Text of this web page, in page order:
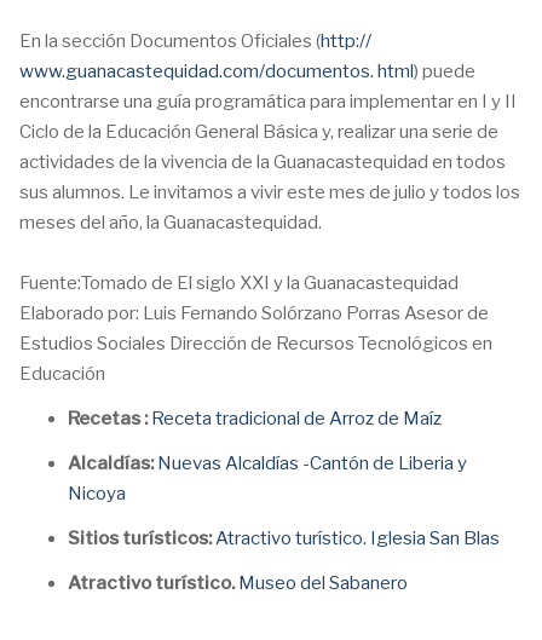
En la sección Documentos Oficiales (http://
www.guanacastequidad.com/documentos. html) puede
encontrarse una guía programática para implementar en I y II
Ciclo de la Educación General Básica y, realizar una serie de
actividades de la vivencia de la Guanacastequidad en todos
sus alumnos. Le invitamos a vivir este mes de julio y todos los
meses del año, la Guanacastequidad.
Fuente:Tomado de El siglo XXI y la Guanacastequidad
Elaborado por: Luis Fernando Solórzano Porras Asesor de
Estudios Sociales Dirección de Recursos Tecnológicos en
Educación
Recetas : Receta tradicional de Arroz de Maíz
Alcaldías: Nuevas Alcaldías -Cantón de Liberia y
Nicoya
Sitios turísticos:Atractivo turístico. Iglesia San Blas
Atractivo turístico. Museo del Sabanero